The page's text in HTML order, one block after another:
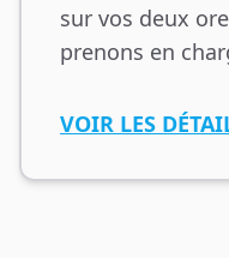
sur vos deux
prenons en
VOIR LES